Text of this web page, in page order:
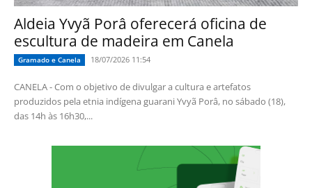
Aldeia Yvyã Porâ oferecerá oficina de
escultura de madeira em Canela
Gramado e Canela 18/07/2026 11:54
CANELA - Com o objetivo de divulgar a cultura e artefatos
produzidos pela etnia indígena guarani Yvyã Porâ, no sábado (18),
das 14h às 16h30,...